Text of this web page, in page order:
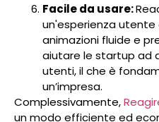
Facile da usare:
un'esperienza utente
animazioni fluide e
aiutare le startup ad
utenti, il che è
un’impresa.
Complessivamente,
un modo efficiente ed